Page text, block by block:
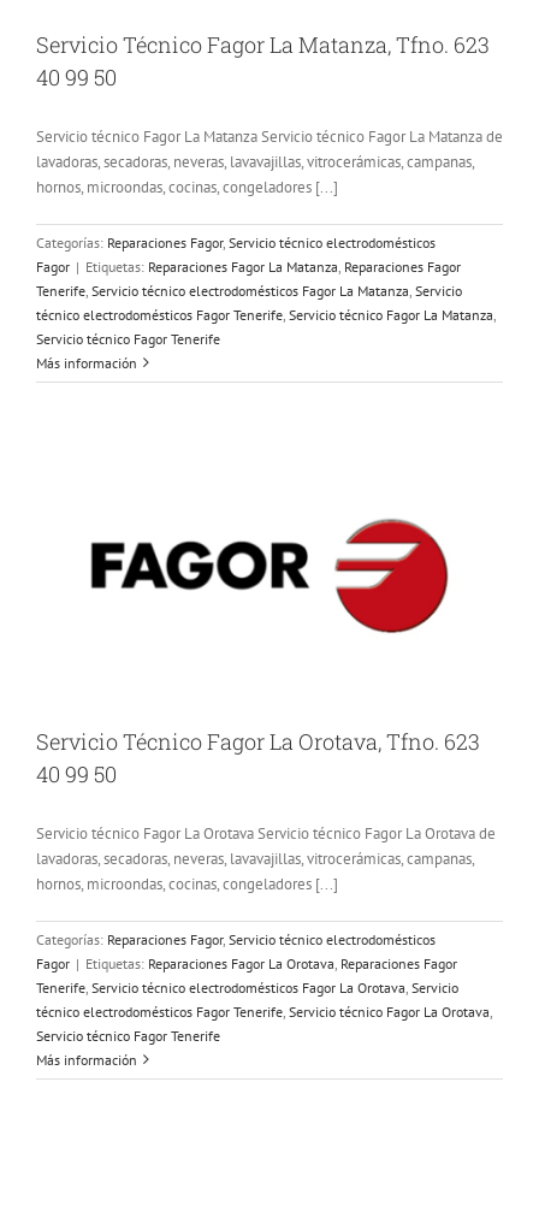
Servicio Técnico Fagor La Matanza, Tfno. 623
40 99 50
Servicio técnico Fagor La Matanza Servicio técnico Fagor La Matanza de
lavadoras, secadoras, neveras, lavavajillas, vitrocerámicas, campanas,
hornos, microondas, cocinas, congeladores [...]
Categorías: Reparaciones Fagor, Servicio técnico electrodomésticos
Fagor | Etiquetas: Reparaciones Fagor La Matanza Reparaciones Fagor
Tenerife Servicio técnico electrodomésticos Fagor La Matanza Servicio
técnico electrodomésticos Fagor Tenerife Servicio técnico Fagor La Matanza
Servicio técnico Fagor Tenerife
Más información
Servicio Técnico Fagor La Orotava, Tfno. 623
40 99 50
Servicio técnico Fagor La Orotava Servicio técnico Fagor La Orotava de
lavadoras, secadoras, neveras, lavavajillas, vitrocerámicas, campanas,
hornos, microondas, cocinas, congeladores [...]
Categorías: Reparaciones Fagor, Servicio técnico electrodomésticos
Fagor | Etiquetas: Reparaciones Fagor La Orotava Reparaciones Fagor
Tenerife Servicio técnico electrodomésticos Fagor La Orotava Servicio
técnico electrodomésticos Fagor Tenerife Servicio técnico Fagor La Orotava
Servicio técnico Fagor Tenerife
Más información